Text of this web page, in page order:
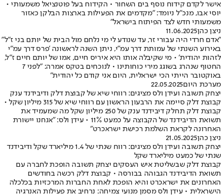
אישר לקדם קידוח נוסף בים השחור • הקידוח בעל פוטנציאל משמעותי •
יוסי אבו, מנכ"ל ניומד: "מקדמים את הפעילות בארצות הבלקן כאזור
משמעותי חדש לצד הפיתוח בישראל"
ניצן כהן11.06.2025
"אדם חרדי היה עבורי זר, עד שנודע לי מי נלחם מול הבית של יותם בני ז"ל"
באירוע השנתי של עמותת דרך עמ"י, ניתן השנה לראשונה 'פרס דרך עמ"י
לזהות יהודית' • מי שקיבלה אותו היא איריס חיים, אמו של יותם חיים ז"ל,
החטוף שנהרג בשוגג מירי כוחותינו • לנוכחים בטקס אמרה: "לפני 7
באוקטובר הייתי הכי ישראלית, היום אני קודם כל יהודית"
מערכת היום22.05.2025
יצחק תשובה ועידן ולס מציגים: רווחי שיא של קבוצת דלק ודיבידנד ענק
קבוצת דלק סיימה את הרבעון הראשון עם רווחי שיא של 315 מיליון שקל •
קבוצת דלק תחלק דיבידנד ענק של 250 מיליון שקל מה שמעמיד את
תשואת הדיבידנד של הקבוצה על כמעט 11% • עידן ולס: "אנחנו יישורת
האחרונה לקראת השלמת רכישת ישראכרט"
ניצן כהן21.05.2025
יצחק תשובה ועידן ולס מציגים: רווח שנתי של 1.4 מיליארד שקל ודיבידנד
שנתי של כמעט מיליארד שקל
קבוצת דלק שבשליטת איש העסקים יצחק תשובה הופכת לחברה עם
תשואת הדיבידנד הגבוהה בבורסה • קבוצת דלק רכשה בחודשים
האחרונים את ישראכרט והיא הופכת לאחת החברות המרכזיות בכלכלה
הישראלית • עידן ולס מסמן מנועי צמיחה: נרחיב את פעילות האנרגיה